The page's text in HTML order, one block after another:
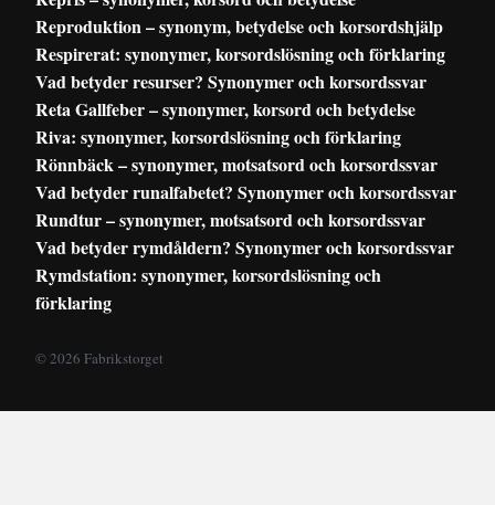
Reproduktion – synonym, betydelse och korsordshjälp
Respirerat: synonymer, korsordslösning och förklaring
Vad betyder resurser? Synonymer och korsordssvar
Reta Gallfeber – synonymer, korsord och betydelse
Riva: synonymer, korsordslösning och förklaring
Rönnbäck – synonymer, motsatsord och korsordssvar
Vad betyder runalfabetet? Synonymer och korsordssvar
Rundtur – synonymer, motsatsord och korsordssvar
Vad betyder rymdåldern? Synonymer och korsordssvar
Rymdstation: synonymer, korsordslösning och
förklaring
© 2026 Fabrikstorget